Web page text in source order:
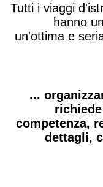
Tutti i viaggi
hanno
un'ottima e
...
competenza,
dettagli,